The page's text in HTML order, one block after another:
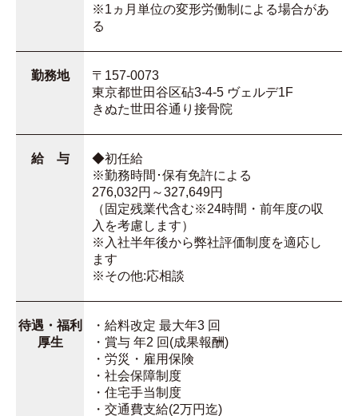
※1ヵ月単位の変形労働制による場合があ
る
勤務地
〒157-0073
東京都世田谷区砧3-4-5 ヴェルデ1F
きぬた世田谷通り接骨院
給 与
◆初任給
※勤務時間･保有免許による
276,032円～327,649円
（固定残業代含む※24時間・前年度の収
入を考慮します）
※入社半年後から弊社評価制度を適応し
ます
※その他:応相談
待遇・福利
厚生
・給料改定 最大年3 回
・賞与 年2 回(成果報酬)
・労災・雇用保険
・社会保障制度
・住宅手当制度
・交通費支給(2万円迄)